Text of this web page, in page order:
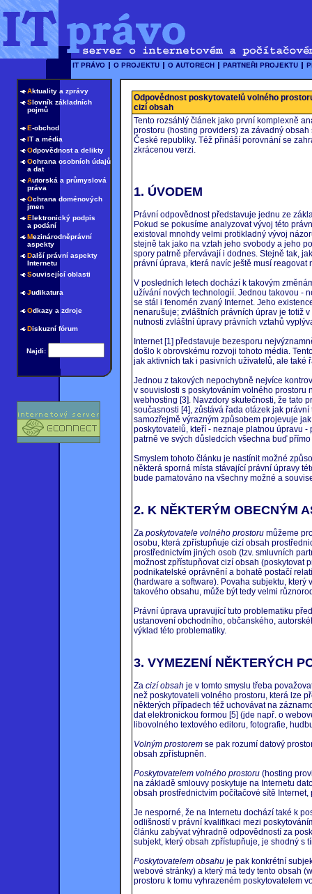
Aktuality a zprávy
Slovník základních
pojmů
E-obchod
IT a média
Odpovědnost a delikty
Ochrana osobních údajů
a dat
Autorská a průmyslová
práva
Ochrana doménových
jmen
Elektronický podpis
a podání
Mezinárodněprávní
aspekty
Další právní aspekty
Internetu
Související oblasti
Judikatura
Odkazy a zdroje
Diskuzní fórum
Najdi:
Odpovědnost poskytovatelů volného
cizí obsah
Tento rozsáhlý článek jako první komplexně
prostoru (hosting providers) za závadný
České republiky. Též přináší porovnání se
zkrácenou verzi.
1. ÚVODEM
Právní odpovědnost představuje jednu ze
Pokud se pokusíme analyzovat vývoj této
existoval mnohdy velmi protikladný vývoj
stejně tak jako na vztah jeho svobody a jeho
spory patrně přervávají i dodnes. Stejně tak,
právní úprava, která navíc ještě musí
V posledních letech dochází k takovým
užívání nových technologií. Jednou takovou -
se stál i fenomén zvaný Internet. Jeho
nenarušuje; zvláštních právních úprav je totiž
nutnosti zvláštní úpravy právních vztahů
Internet [1] představuje bezesporu
došlo k obrovskému rozvoji tohoto média.
jak aktivních tak i pasivních uživatelů, ale
Jednou z takových nepochybně nejvíce
v souvislosti s poskytováním volného prostoru
webhosting [3]. Navzdory skutečnosti, že tato
současnosti [4], zůstává řada otázek jak
samozřejmě výrazným způsobem projevuje
poskytovatelů, kteří - neznaje platnou úpravu
patrně ve svých důsledcích všechna buď
Smyslem tohoto článku je nastínit možné
některá sporná místa stávající právní úpravy
bude pamatováno na všechny možné a
2. K NĚKTERÝM OBECNÝM
Za poskytovatele volného prostoru můžeme
osobu, která zpřístupňuje cizí obsah
prostřednictvím jiných osob (tzv. smluvních
možnost zpřístupňovat cizí obsah (poskytovat
podnikatelské oprávnění a bohatě postačí
(hardware a software). Povaha subjektu,
takového obsahu, může být tedy velmi
Právní úprava upravující tuto problematiku
ustanovení obchodního, občanského,
výklad této problematiky.
3. VYMEZENÍ NĚKTERÝCH
Za cizí obsah je v tomto smyslu třeba
než poskytovateli volného prostoru, která lze
některých případech též uchovávat na
dat elektronickou formou [5] (jde např. o
libovolného textového editoru, fotografie,
Volným prostorem se pak rozumí datový
obsah zpřístupněn.
Poskytovatelem volného prostoru (hosting
na základě smlouvy poskytuje na Internetu
obsah prostřednictvím počítačové sítě
Je nesporné, že na Internetu dochází také k
odlišností v právní kvalifikaci mezi
článku zabývat výhradně odpovědností za
subjekt, který obsah zpřístupňuje, je shodný s
Poskytovatelem obsahu je pak konkrétní
webové stránky) a který má tedy tento obsah
prostoru k tomu vyhrazeném poskytovatelem